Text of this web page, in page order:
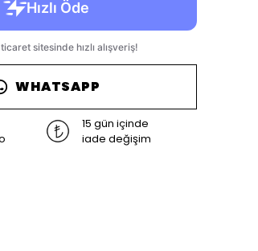
WHATSAPP
15 gün içinde
iade değişim